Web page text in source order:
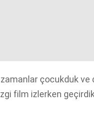
çocukduk ve
film izlerken geçirdik